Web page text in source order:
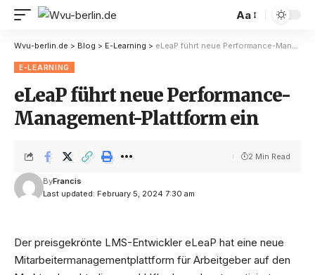
Aa
Wvu-berlin.de > Blog > E-Learning > eLeaP führt neue Performance-Management-Plattform ein
E-LEARNING
eLeaP führt neue Performance-
Management-Plattform ein
Last updated: February 5, 2024 7:30 am
ByFrancis
2 Min Read
Der preisgekrönte LMS-Entwickler eLeaP hat eine neue
Mitarbeitermanagementplattform für Arbeitgeber auf den